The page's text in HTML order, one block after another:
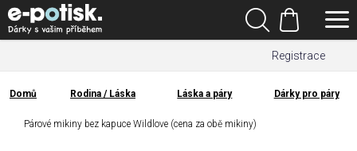
Přejít
na
obsah
Registrace
Hledat
Nákupní
košík
Kategorie
Domů
Domů Rodina / Láska Láska a páry Dárky pro páry
Párové mikiny bez kapuce Wildlove (cena za obě mikiny)